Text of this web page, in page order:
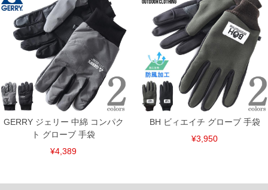
DETAIL
GERRY ジェリー 中綿 コンパク
ト グローブ 手袋
¥4,389
BH ビィエイチ グローブ 手袋
¥3,950